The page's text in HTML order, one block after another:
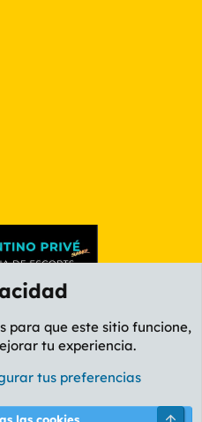
para que este sitio funcione,
tu experiencia.
tus preferencias
las cookies